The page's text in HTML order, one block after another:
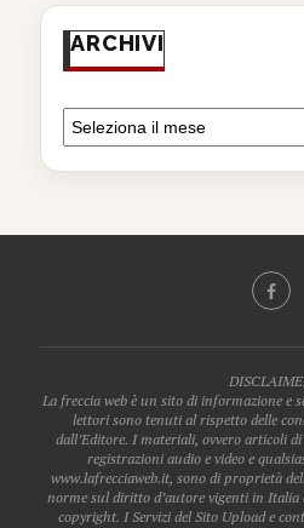
ARCHIVI
La freccia web è un sito di informazione e
lettori sono tenuti al rispetto delle
dall’Editore. I materiali, ovvero articoli
registrazioni audio e video e
www.lafrecciaweb.it, sono di proprietà
norme sul diritto d’autore vigenti in
copyright. I Servizi del Sito Upload e